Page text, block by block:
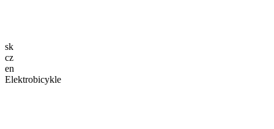
sk
cz
en
Elektrobicykle